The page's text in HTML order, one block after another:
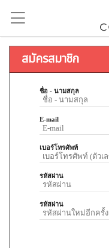
สมัครสมาชิก
ชื่อ - นามสกุล
E-mail
เบอร์โทรศัพท์
รหัสผ่าน
รหัสผ่าน